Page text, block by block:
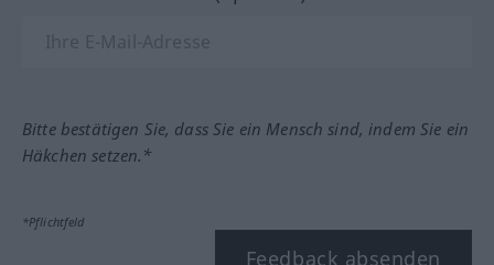
Bitte bestätigen Sie, dass Sie ein Mensch sind, indem Sie ein
Häkchen setzen.*
*Pflichtfeld
Feedback absenden